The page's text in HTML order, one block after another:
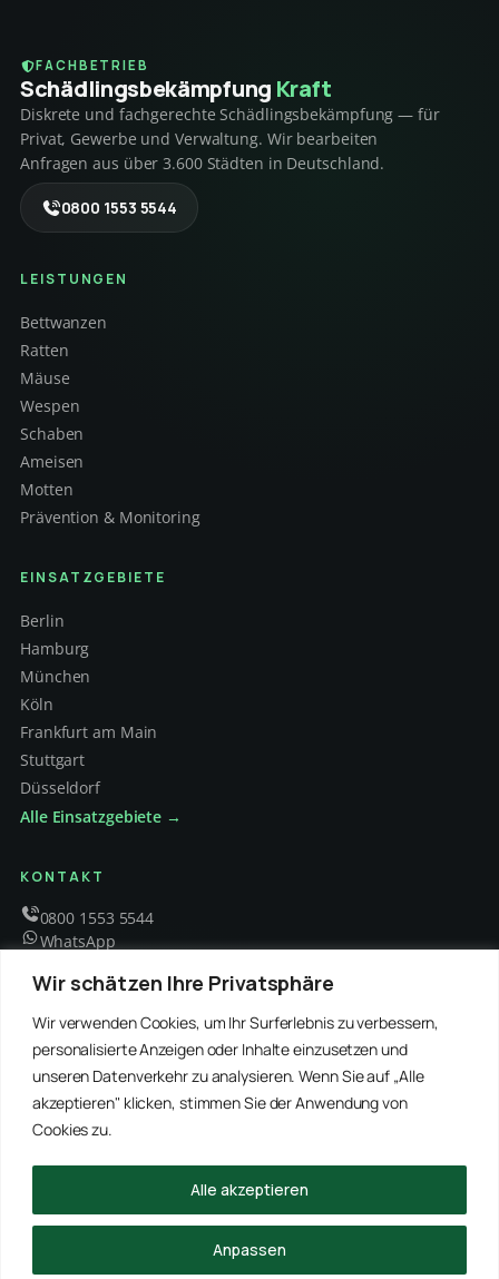
Wir schätzen Ihre Privatsphäre
Wir verwenden Cookies, um Ihr Surferlebnis zu verbessern,
personalisierte Anzeigen oder Inhalte einzusetzen und
unseren Datenverkehr zu analysieren. Wenn Sie auf „Alle
akzeptieren" klicken, stimmen Sie der Anwendung von
Cookies zu.
Anpassen
Alle akzeptieren
FACHBETRIEB
Schädlings­bekämpfung Kraft
Diskrete und fachgerechte Schädlingsbekämpfung — für
Privat, Gewerbe und Verwaltung. Wir bearbeiten
Anfragen aus über 3.600 Städten in Deutschland.
0800 1553 5544
LEISTUNGEN
Bettwanzen
Ratten
Mäuse
Wespen
Schaben
Ameisen
Motten
Prävention & Monitoring
EINSATZGEBIETE
Berlin
Hamburg
München
Köln
Frankfurt am Main
Stuttgart
Düsseldorf
Alle Einsatzgebiete →
KONTAKT
0800 1553 5544
WhatsApp
Mo – Fr 8 – 18 Uhr
EMPFOHLENE PARTNER
WinRei24 Dienstleistungen
Winterdienst Profi NRW
Winterdienst Niedersachsen
Winterdienst Hansa
Winterdienst Freitag
© 2026 Schädlingsbekämpfung Kraft · Alle Rechte vorbehalten